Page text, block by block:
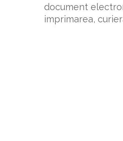
document
imprimarea,